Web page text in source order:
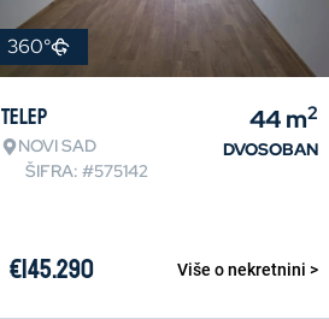
360°
Telep
NOVI SAD
ŠIFRA: #575142
44m2
DVOSOBAN
Više o nekretnini >
€145.290